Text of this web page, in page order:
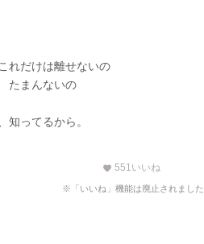
れだけは離せないの
たまんないの
知ってるから。
favorite 551いいね
※「いいね」機能は廃止されました